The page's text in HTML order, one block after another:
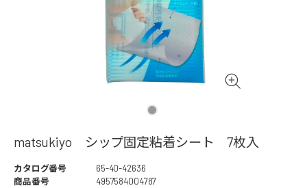
matsukiyo シップ固定粘着シート 7枚入
カタログ番号
65-40-42636
商品番号
4957584004787